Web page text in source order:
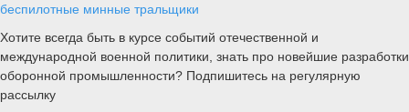
беспилотные минные тральщики
Хотите всегда быть в курсе событий отечественной и
международной военной политики, знать про новейшие разработки
оборонной промышленности? Подпишитесь на регулярную
рассылку